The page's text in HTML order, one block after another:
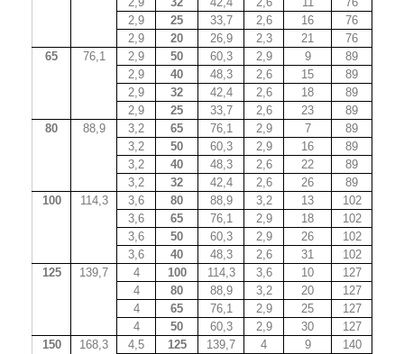
2,9
25 33,7 2,6 16
76
2,9
20 26,9 2,3 21
76
65
76,1 2,9 50 60,3 2,9 9
89
2,9
40 48,3 2,6 15
89
2,9
32 42,4 2,6 18
89
2,9
25 33,7 2,6 23
89
80
88,9 3,2 65 76,1 2,9 7
89
3,2
50 60,3 2,9 16
89
3,2
40 48,3 2,6 22
89
3,2
32 42,4 2,6 26
89
100
114,3 3,6 80 88,9 3,2 13
102
3,6
65 76,1 2,9 18
102
3,6
50 60,3 2,9 26
102
3,6
40 48,3 2,6 31
102
125
139,7 4 100 114,3 3,6 10
127
4
80 88,9 3,2 20
127
4
65 76,1 2,9 25
127
4
50 60,3 2,9 30
127
150
168,3 4,5 125 139,7 4 9
140